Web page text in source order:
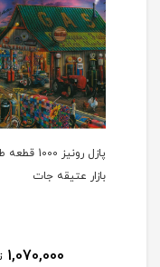
پازل رونیز 1000
بازار عتیقه جات
1,070,000